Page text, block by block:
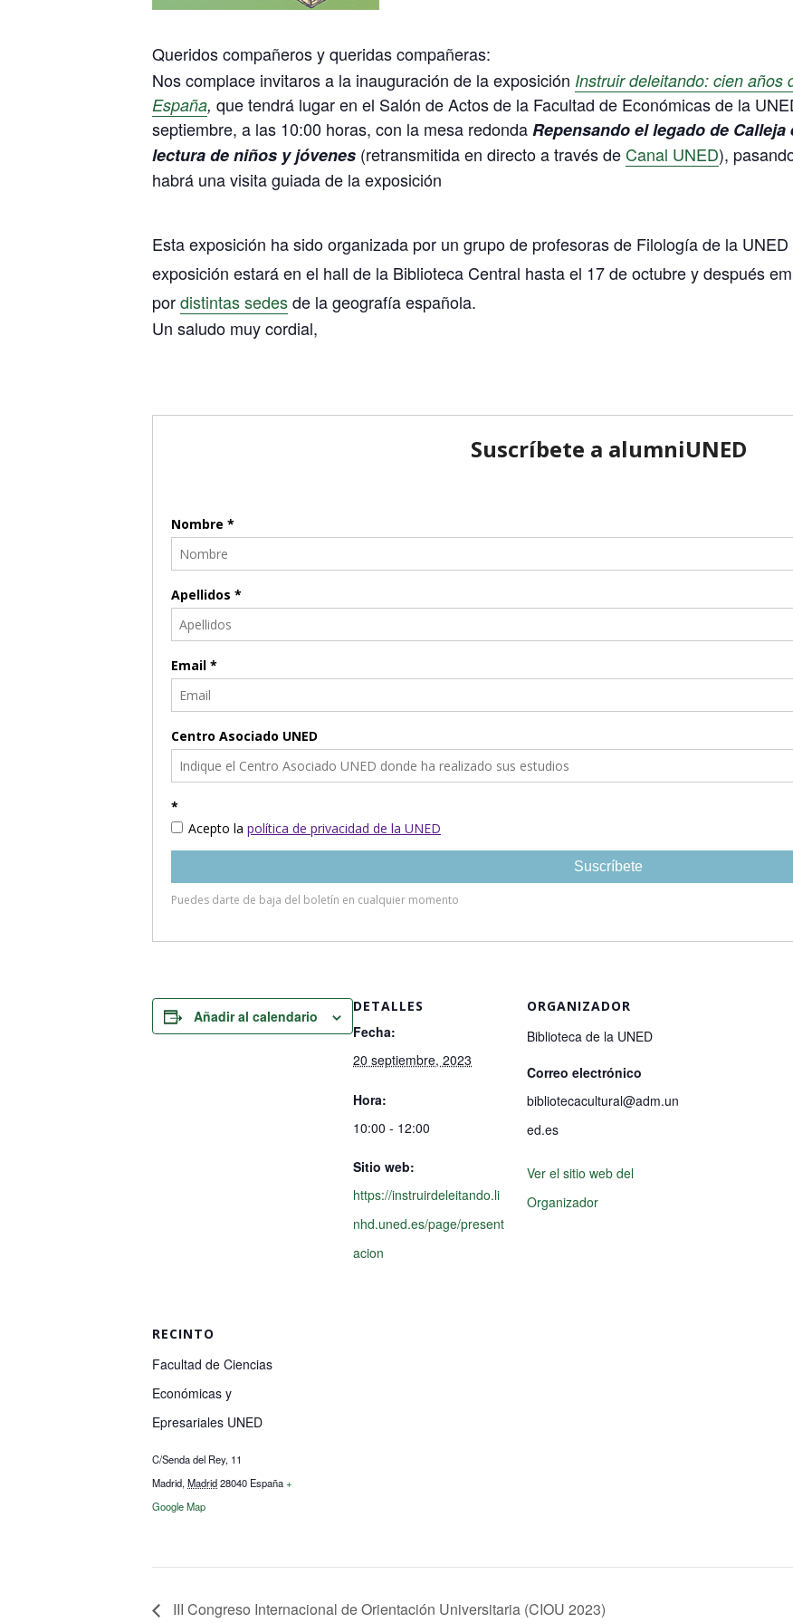
Queridos compañeros y queridas compañeras:
Nos complace invitaros a la inauguración de la exposición Instruir deleitando: cien años
España, que tendrá lugar en el Salón de Actos de la Facultad de Económicas de la
septiembre, a las 10:00 horas, con la mesa redondaRepensando el legado de
lectura de niños y jóvenes (retransmitida en directo a través de Canal UNED),
habrá una visita guiada de la exposición
Esta exposición ha sido organizada por un grupo de profesoras de Filología de la
exposición estará en el hall de la Biblioteca Central hasta el 17 de octubre y después
pordistintas sedesde la geografía española.
Un saludo muy cordial,
Añadir al calendario
DETALLES
Fecha:
20 septiembre, 2023
Hora:
10:00 - 12:00
Sitio web:
https://instruirdeleitando.li
nhd.uned.es/page/present
acion
ORGANIZADOR
Biblioteca de la UNED
Correo electrónico
bibliotecacultural@adm.un
ed.es
Ver el sitio web del
Organizador
RECINTO
Facultad de Ciencias
Económicas y
Epresariales UNED
C/Senda del Rey, 11
Madrid,Madrid28040 España+
Google Map
III Congreso Internacional de Orientación Universitaria (CIOU 2023)